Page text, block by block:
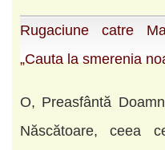
Rugaciune catre
„Cauta la smerenia
O, Preasfântă
Născătoare, ceea